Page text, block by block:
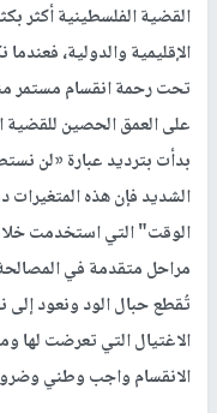
القضية الفلسطينية أكثر
الإقليمية والدولية،
على العمق الحصين
بدأت بترديد عبارة «لن
الشديد فإن هذه
الوقت" التي استخدمت خلال
مراحل متقدمة في المصالحة
تُقطع حبال الود ونعود
الاغتيال التي تعرضت لها
الانقسام واجب وطني